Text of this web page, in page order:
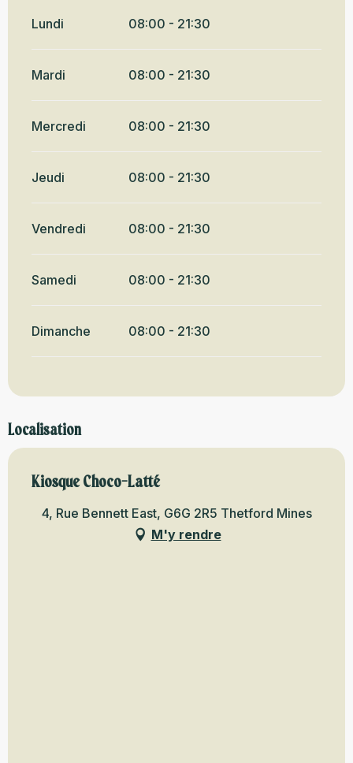
Lundi 08:00 - 21:30
Mardi 08:00 - 21:30
Mercredi 08:00 - 21:30
Jeudi 08:00 - 21:30
Vendredi 08:00 - 21:30
Samedi 08:00 - 21:30
Dimanche 08:00 - 21:30
Localisation
Kiosque Choco-Latté
4, Rue Bennett East, G6G 2R5 Thetford Mines
M'y rendre